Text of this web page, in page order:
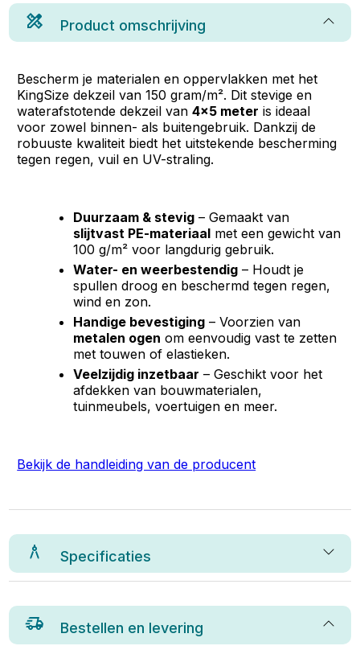
Product omschrijving
Bescherm je materialen en oppervlakken met het
KingSize dekzeil van 150 gram/m². Dit stevige en
waterafstotende dekzeil van4x5 meter is ideaal
voor zowel binnen- als buitengebruik. Dankzij de
robuuste kwaliteit biedt het uitstekende bescherming
tegen regen, vuil en UV-straling.
Duurzaam & stevig – Gemaakt van
slijtvast PE-materiaal met een gewicht van
100 g/m² voor langdurig gebruik.
Water- en weerbestendig – Houdt je
spullen droog en beschermd tegen regen,
wind en zon.
Handige bevestiging – Voorzien van
metalen ogen om eenvoudig vast te zetten
met touwen of elastieken.
Veelzijdig inzetbaar – Geschikt voor het
afdekken van bouwmaterialen,
tuinmeubels, voertuigen en meer.
Bekijk de handleiding van de producent
Specificaties
Bestellen en levering